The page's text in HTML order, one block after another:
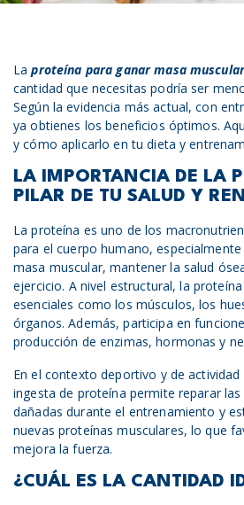
La proteína para ganar masa
cantidad que necesitas podría ser
Según la evidencia más actual, con
ya obtienes los beneficios óptimos.
y cómo aplicarlo en tu dieta y
LA IMPORTANCIA DE LA
PILAR DE TU SALUD Y
La proteína es uno de los
para el cuerpo humano,
masa muscular, mantener la salud
ejercicio. A nivel estructural, la
esenciales como los músculos, los
órganos. Además, participa en
producción de enzimas, hormonas y
En el contexto deportivo y de actividad
ingesta de proteína permite reparar
dañadas durante el entrenamiento y
nuevas proteínas musculares, lo que
mejora la fuerza.
¿CUÁL ES LA CANTIDAD